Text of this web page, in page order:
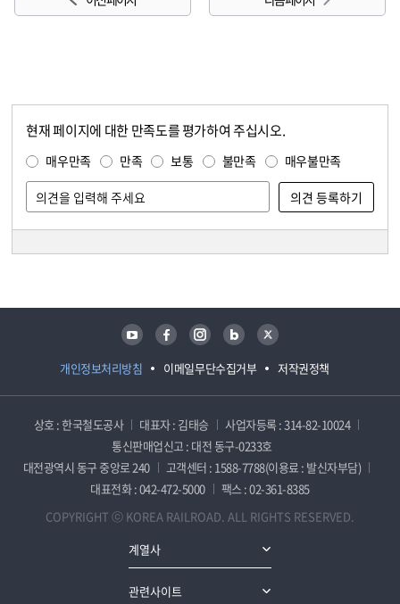
현재 페이지에 대한 만족도를 평가하여 주십시오.
매우만족 만족 보통 불만족 매우불만족
개인정보처리방침 이메일무단수집거부 저작권정책
유튜브 페이스북 인스타그램 블로그 트위터
상호 : 한국철도공사 대표자 : 김태승
사업자등록 : 314-82-10024
통신판매업신고 : 대전 동구-0233호
대전광역시 동구 중앙로 240
고객센터 : 1588-7788(이용료 : 발신자부담)
대표전화 : 042-472-5000
팩스 : 02-361-8385
COPYRIGHT ⓒ KOREA RAILROAD. ALL RIGHTS RESERVED.
계열사
관련사이트